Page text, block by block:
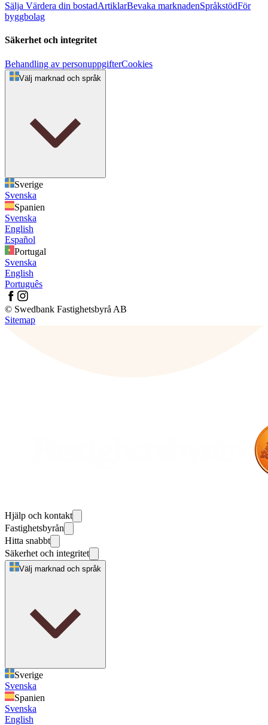
Sälja Värdera din bostadArtiklarBevaka marknadenSpråkstödFör
byggbolag
Säkerhet och integritet
Behandling av personuppgifterCookies
Välj marknad och språk
Sverige
Svenska
Spanien
Svenska
English
Español
Portugal
Svenska
English
Português
© Swedbank Fastighetsbyrå AB
Sitemap
Hjälp och kontakt
Fastighetsbyrån
Hitta snabbt
Säkerhet och integritet
Välj marknad och språk
Sverige
Svenska
Spanien
Svenska
English